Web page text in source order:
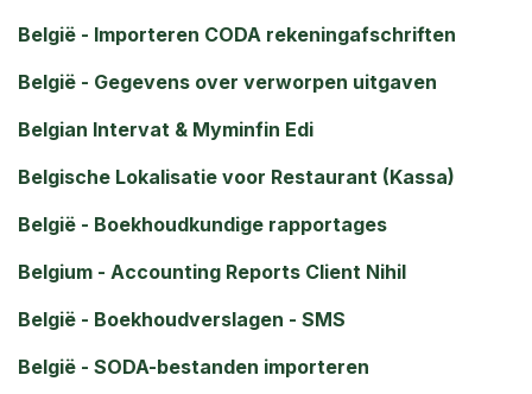
België - Importeren CODA rekeningafschriften
België - Gegevens over verworpen uitgaven
Belgian Intervat & Myminfin Edi
Belgische Lokalisatie voor Restaurant (Kassa)
België - Boekhoudkundige rapportages
Belgium - Accounting Reports Client Nihil
België - Boekhoudverslagen - SMS
België - SODA-bestanden importeren